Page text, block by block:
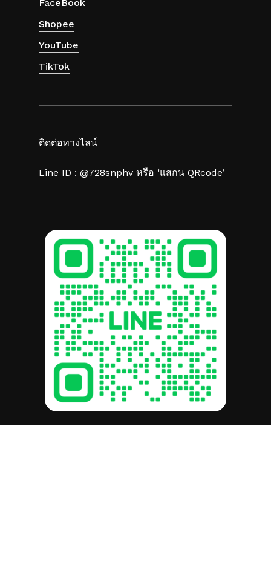
รวม:
ดูตะกร้าสินค้า สั่งซื้อและชำระเงิน
FaceBook
Shopee
YouTube
TikTok
ติดต่อทางไลน์
Line ID : @728snphv หรือ ‘แสกน QRcode’